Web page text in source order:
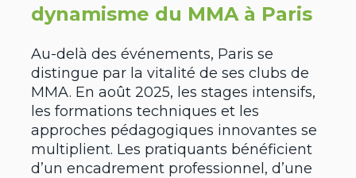
dynamisme du MMA à Paris
Au-delà des événements, Paris se
distingue par la vitalité de ses clubs de
MMA. En août 2025, les stages intensifs,
les formations techniques et les
approches pédagogiques innovantes se
multiplient. Les pratiquants bénéficient
d’un encadrement professionnel, d’une